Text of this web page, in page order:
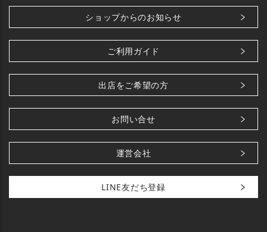
ショップからのお知らせ
ご利用ガイド
出店をご希望の方
お問い合せ
運営会社
LINE友だち登録